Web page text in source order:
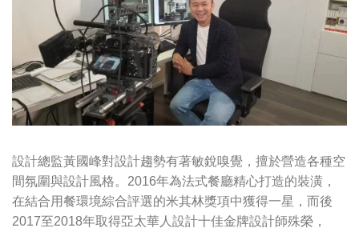
設計總監黃國峰對設計趨勢有著敏銳嗅覺，擅於營造各種空
間氛圍與設計風格。2016年為法式餐廳精心打造的裝潢，
在結合用餐環境綜合評選的米其林獎項中獲得一星，而後
2017至2018年取得亞太華人設計十佳金牌設計師殊榮，